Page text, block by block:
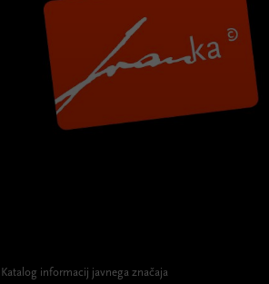
Katalog informacij javnega značaja